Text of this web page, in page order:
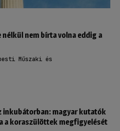
nem bírta volna eddig a
Műszaki és
inkubátorban: magyar kutatók
a koraszülöttek megfigyelését